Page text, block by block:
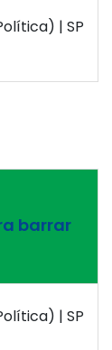
| SP
barrar
| SP